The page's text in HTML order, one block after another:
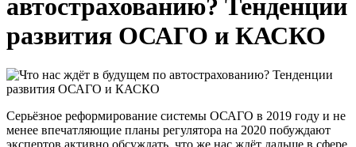
автострахованию? Тенденции
развития ОСАГО и КАСКО
Серьёзное реформирование системы ОСАГО в 2019 году и не
менее впечатляющие планы регулятора на 2020 побуждают
экспертов активно обсуждать, что же нас ждёт дальше в сфере